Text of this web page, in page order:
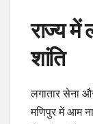
राज्य में
शांति
लगातार सेना और
मणिपुर में आम